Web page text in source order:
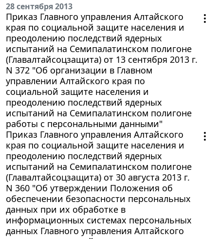
28 сентября 2013
Приказ Главного управления Алтайского
края по социальной защите населения и
преодолению последствий ядерных
испытаний на Семипалатинском полигоне
(Главалтайсоцзащита) от 13 сентября 2013 г.
N 372 "Об организации в Главном
управлении Алтайского края по
социальной защите населения и
преодолению последствий ядерных
испытаний на Семипалатинском полигоне
работы с персональными данными"
Приказ Главного управления Алтайского
края по социальной защите населения и
преодолению последствий ядерных
испытаний на Семипалатинском полигоне
(Главалтайсоцзащита) от 30 августа 2013 г.
N 360 "Об утверждении Положения об
обеспечении безопасности персональных
данных при их обработке в
информационных системах персональных
данных Главного управления Алтайского